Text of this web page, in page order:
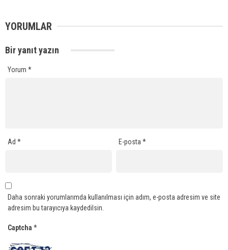
YORUMLAR
Bir yanıt yazın
Yorum *
Ad * E-posta*
Daha sonraki yorumlarımda kullanılması için adım, e-posta adresim ve site
adresim bu tarayıcıya kaydedilsin.
Captcha *